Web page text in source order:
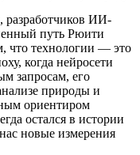
разработчиков ИИ-
путь Рюити
что технологии — это
когда нейросети
запросам, его
природы и
ориентиром
остался в истории
новые измерения